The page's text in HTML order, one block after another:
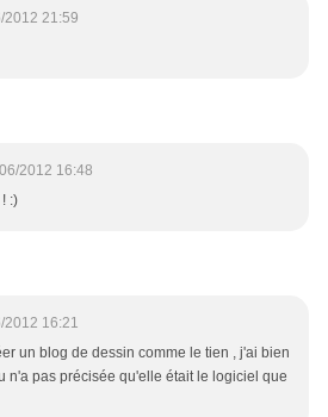
2012 21:59
2012 16:48
:)
2012 16:21
un blog de dessin comme le tien , j'ai bien
n'a pas précisée qu'elle était le logiciel que